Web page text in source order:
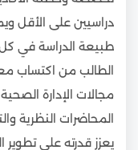
دراسيين على الأقل
طبيعة الدراسة في
الطالب من اكتساب
مجالات الإدارة
المحاضرات النظرية
يعزز قدرته على